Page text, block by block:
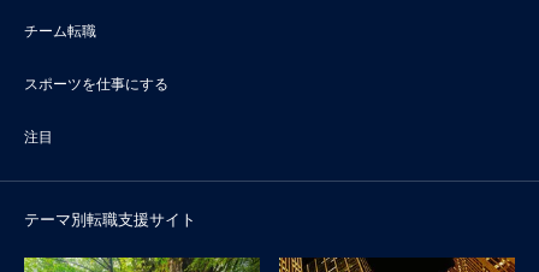
チーム転職
スポーツを仕事にする
注目
テーマ別転職支援サイト